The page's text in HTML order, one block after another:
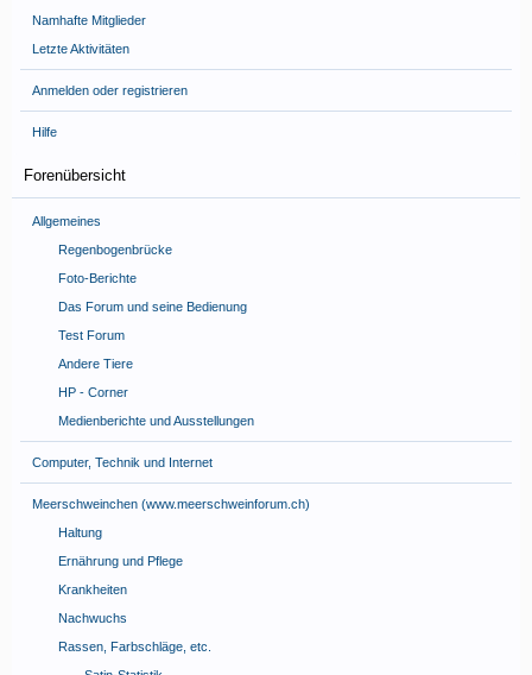
Namhafte Mitglieder
Letzte Aktivitäten
Anmelden oder registrieren
Hilfe
Forenübersicht
Allgemeines
Regenbogenbrücke
Foto-Berichte
Das Forum und seine Bedienung
Test Forum
Andere Tiere
HP - Corner
Medienberichte und Ausstellungen
Computer, Technik und Internet
Meerschweinchen (www.meerschweinforum.ch)
Haltung
Ernährung und Pflege
Krankheiten
Nachwuchs
Rassen, Farbschläge, etc.